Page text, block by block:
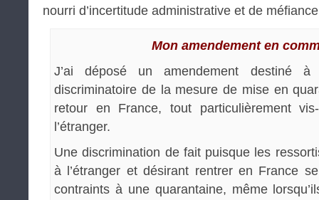
nourri d’incertitude administrative et de
Mon amendement en
J’ai déposé un amendement destiné à
discriminatoire de la mesure de mise en
retour en France, tout particulièrement
l’étranger.
Une discrimination de fait puisque les
à l’étranger et désirant rentrer en France
contraints à une quarantaine, même